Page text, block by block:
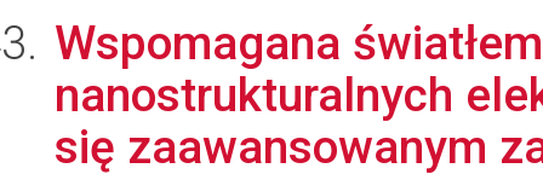
Wspomagana
nanostrukturalnych
się zaawansowanym